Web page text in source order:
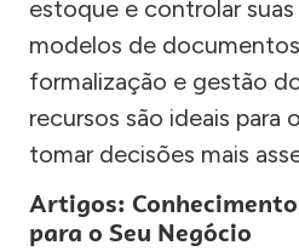
estoque e controlar
modelos de documentos
formalização e gestão
recursos são ideais para
tomar decisões mais
Artigos:
para o Seu Negócio